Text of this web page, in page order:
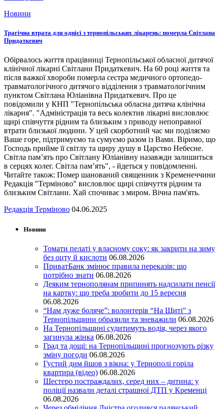
Новини
Трагічна втрата для однієї з тернопільських лікарень: померла Світлана
Придаткевич
Обірвалось життя працівниці Тернопільської обласної дитячої
клінічної лікарні Світлани Придаткевич. На 60 році життя та
після важкої хвороби померла сестра медичного ортопедо-
травматологічного дитячого відділення з травматологічним
пунктом Світлана Юліанівна Придаткевич. Про це
повідомили у КНП "Тернопільська обласна дитяча клінічна
лікарня". "Адміністрація та весь колектив лікарні висловлює
щирі співчуття рідним та близьким з приводу непоправної
втрати близької людини. У цей скорботний час ми поділяємо
Ваше горе, підтримуємо та сумуємо разом із Вами. Віримо, що
Господь прийме її світлу та щиру душу в Царство Небесне.
Світла пам’ять про Світлану Юліанівну назавжди залишиться
в серцях колег. Світла пам’ять", - йдеться у повідомленні.
Читайте також: Помер шанований священник з Кременеччини
Редакція "Терміново" висловлює щирі співчуття рідним та
близьким Світлани. Хай спочиває з миром. Вічна пам'ять.
Редакція Терміново 04.06.2025
Новини
Томати пелаті у власному соку: як закрити на зиму
без оцту й кислоти 06.08.2026
ПриватБанк змінює правила переказів: що
потрібно знати 06.08.2026
Деяким тернополянам припинять надсилати пенсії
на картку: що треба зробити до 15 вересня
06.08.2026
“Нам дуже боляче”: волонтерів “На Щиті” з
Тернопільщини образили та зневажили 06.08.2026
На Тернопільщині судитимуть водія, через якого
загинула жінка 06.08.2026
Град та дощі: на Тернопільщині прогнозують різку
зміну погоди 06.08.2026
Густий дим йшов з вікна: у Тернополі горіла
квартира (відео) 06.08.2026
Шестеро постраждалих, серед них – дитина: у
поліції назвали деталі страшної ДТП у Кременці
06.08.2026